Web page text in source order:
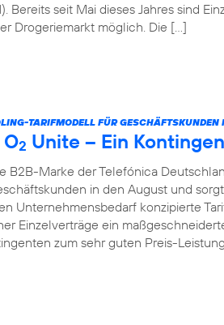
Bereits seit Mai dieses Jahres sind
Drogeriemarkt möglich. Die […]
TARIFMODELL FÜR GESCHÄFTSKUNDEN
2 Unite – Ein
B2B-Marke der Telefónica
in den August und
Unternehmensbedarf konzipierte
Einzelverträge ein
zum sehr guten Preis-